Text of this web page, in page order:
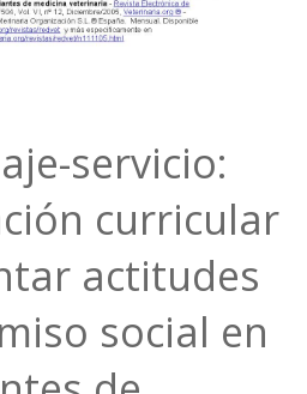
servicio:
curricular
actitudes
social en